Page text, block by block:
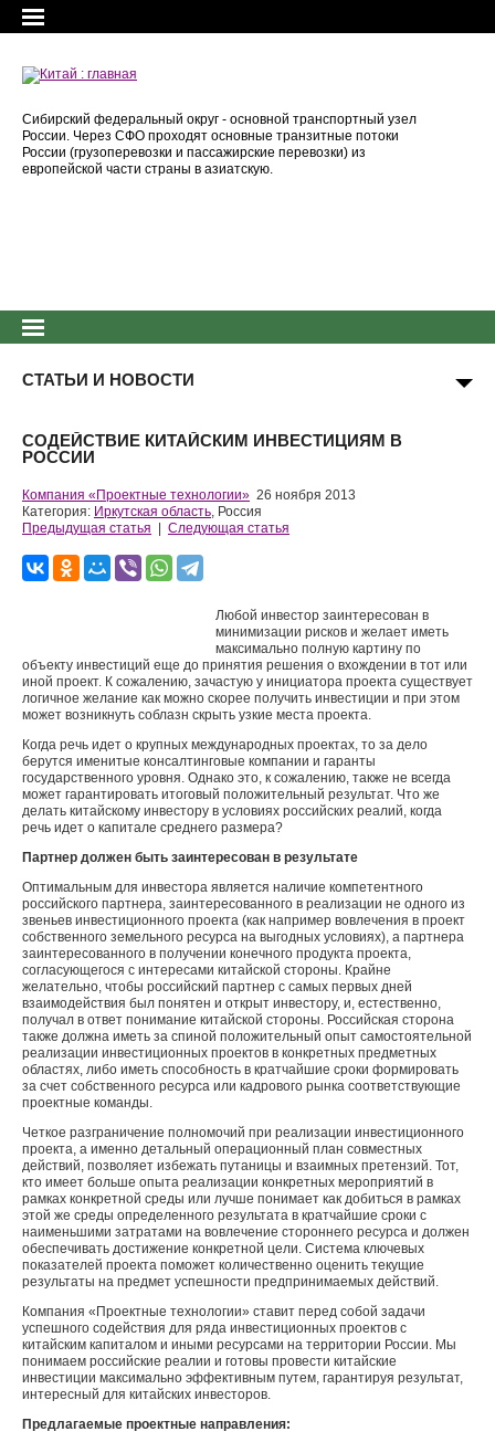
Сибирский федеральный округ - основной транспортный узел
России. Через СФО проходят основные транзитные потоки
России (грузоперевозки и пассажирские перевозки) из
европейской части страны в азиатскую.
СТАТЬИ И НОВОСТИ
СОДЕЙСТВИЕ КИТАЙСКИМ ИНВЕСТИЦИЯМ В
РОССИИ
Компания «Проектные технологии» 26 ноября 2013
Категория: Иркутская область, Россия
Предыдущая статья
Следующая статья
Любой инвестор заинтересован в
минимизации рисков и желает иметь
максимально полную картину по
объекту инвестиций еще до принятия решения о вхождении в тот или
иной проект. К сожалению, зачастую у инициатора проекта существует
логичное желание как можно скорее получить инвестиции и при этом
может возникнуть соблазн скрыть узкие места проекта.
Когда речь идет о крупных международных проектах, то за дело
берутся именитые консалтинговые компании и гаранты
государственного уровня. Однако это, к сожалению, также не всегда
может гарантировать итоговый положительный результат. Что же
делать китайскому инвестору в условиях российских реалий, когда
речь идет о капитале среднего размера?
Партнер должен быть заинтересован в результате
Оптимальным для инвестора является наличие компетентного
российского партнера, заинтересованного в реализации не одного из
звеньев инвестиционного проекта (как например вовлечения в проект
собственного земельного ресурса на выгодных условиях), а партнера
заинтересованного в получении конечного продукта проекта,
согласующегося с интересами китайской стороны. Крайне
желательно, чтобы российский партнер с самых первых дней
взаимодействия был понятен и открыт инвестору, и, естественно,
получал в ответ понимание китайской стороны. Российская сторона
также должна иметь за спиной положительный опыт самостоятельной
реализации инвестиционных проектов в конкретных предметных
областях, либо иметь способность в кратчайшие сроки формировать
за счет собственного ресурса или кадрового рынка соответствующие
проектные команды.
Четкое разграничение полномочий при реализации инвестиционного
проекта, а именно детальный операционный план совместных
действий, позволяет избежать путаницы и взаимных претензий. Тот,
кто имеет больше опыта реализации конкретных мероприятий в
рамках конкретной среды или лучше понимает как добиться в рамках
этой же среды определенного результата в кратчайшие сроки с
наименьшими затратами на вовлечение стороннего ресурса и должен
обеспечивать достижение конкретной цели. Система ключевых
показателей проекта поможет количественно оценить текущие
результаты на предмет успешности предпринимаемых действий.
Компания «Проектные технологии» ставит перед собой задачи
успешного содействия для ряда инвестиционных проектов с
китайским капиталом и иными ресурсами на территории России. Мы
понимаем российские реалии и готовы провести китайские
инвестиции максимально эффективным путем, гарантируя результат,
интересный для китайских инвесторов.
Предлагаемые проектные направления: